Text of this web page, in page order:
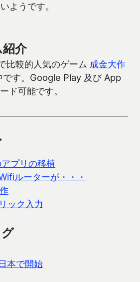
ようです。
介
比較的人気のゲーム 成金大作
です。Google Play 及び App
ド可能です。
プリの移植
ルーターが・・・
ック入力
本で開始